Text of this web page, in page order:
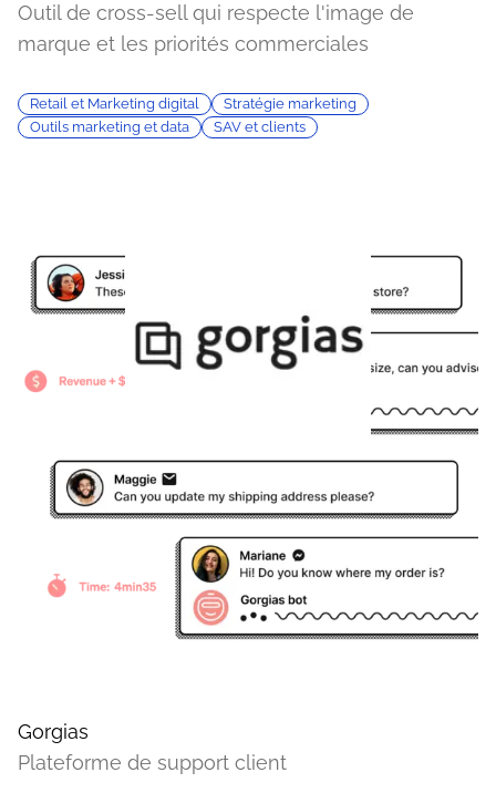
Outil de cross-sell qui respecte l'image de
marque et les priorités commerciales
Retail et Marketing digital
Stratégie marketing
Outils marketing et data
SAV et clients
Gorgias
Plateforme de support client